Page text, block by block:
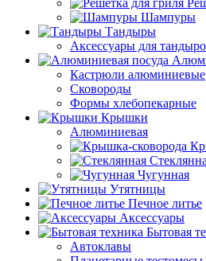
Шампуры
Тандыры
Аксессуары для
Кастрюли алюминиевые
Сковороды
Формы хлебопекарные
Крышки
Алюминиевая
Чугунная
Утятницы
Печное литье
Аксессуары
Бытовая
Автоклавы